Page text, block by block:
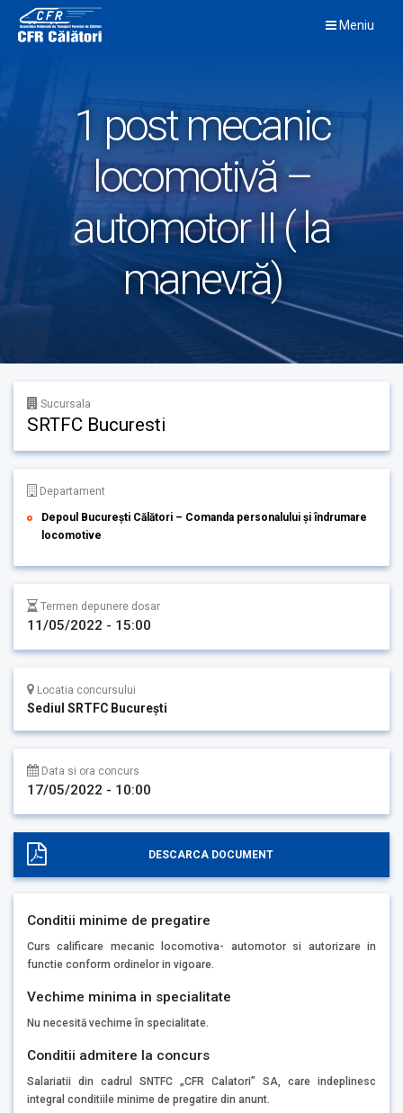
content
Meniu
1 post mecanic
locomotivă –
automotor II ( la
manevră)
Sucursala
SRTFC Bucuresti
Departament
Depoul București Călători – Comanda personalului și îndrumare
locomotive
Termen depunere dosar
11/05/2022 - 15:00
Locatia concursului
Sediul SRTFC București
Data si ora concurs
17/05/2022 - 10:00
DESCARCA DOCUMENT
Conditii minime de pregatire
Curs calificare mecanic locomotiva- automotor si autorizare in
functie conform ordinelor in vigoare.
Vechime minima in specialitate
Nu necesită vechime în specialitate.
Conditii admitere la concurs
Salariatii din cadrul SNTFC „CFR Calatori” SA, care indeplinesc
integral conditiile minime de pregatire din anunt.